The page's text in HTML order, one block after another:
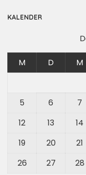
KALENDER
M D M
5
6 7
12
13 14
19
20 21
26
27 28